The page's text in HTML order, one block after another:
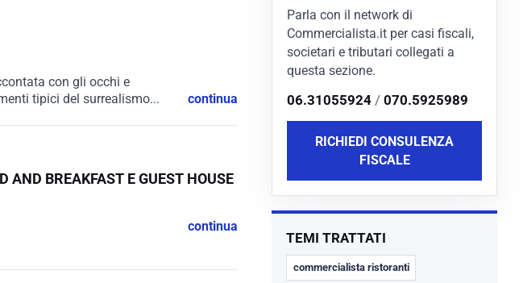
con gli occhi e
tipici del surrealismo...
continua
AND BREAKFAST E GUEST HOUSE
continua
Parla con il network di
Commercialista.it per casi fiscali,
societari e tributari collegati a
questa sezione.
06.31055924 / 070.5925989
RICHIEDI CONSULENZA
FISCALE
TEMI TRATTATI
commercialista ristoranti